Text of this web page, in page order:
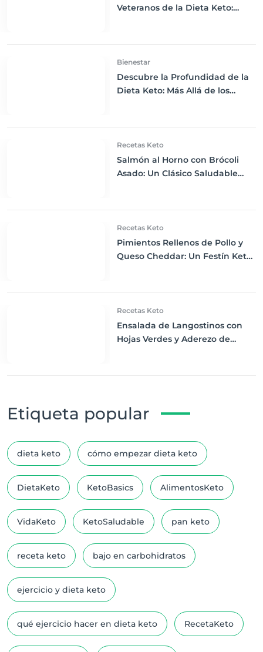
Veteranos de la Dieta Keto:
Bienestar
Descubre la Profundidad de la
Dieta Keto: Más Allá de los
Recetas Keto
Salmón al Horno con Brócoli
Asado: Un Clásico Saludable
Recetas Keto
Pimientos Rellenos de Pollo y
Queso Cheddar: Un Festín Keto
Recetas Keto
Ensalada de Langostinos con
Hojas Verdes y Aderezo de
Etiqueta popular
dieta keto cómo empezar dieta keto
DietaKeto KetoBasics AlimentosKeto
VidaKeto KetoSaludable pan keto
receta keto bajo en carbohidratos
ejercicio y dieta keto
qué ejercicio hacer en dieta keto RecetaKeto